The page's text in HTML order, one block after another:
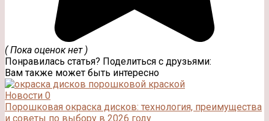
( Пока оценок нет )
Понравилась статья? Поделиться с друзьями:
Вам также может быть интересно
Новости 0
Порошковая окраска дисков: технология, преимущества
и советы по выбору в 2026 году